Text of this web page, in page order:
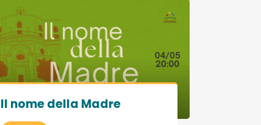
Il nome della Madre